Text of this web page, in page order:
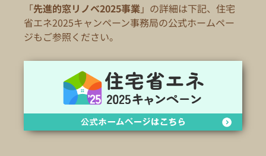
「先進的窓リノベ2025事業 」の詳細は下記、住宅
省エネ2025キャンペーン事務局の公式ホームペー
ジもご参照ください。